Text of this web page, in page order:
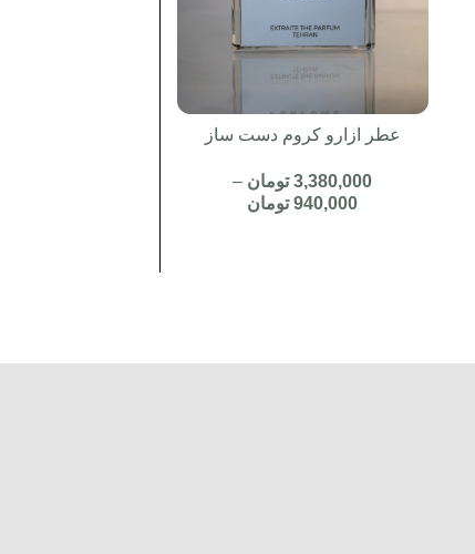
عطر ازارو کروم دست ساز
3,380,000 تومان –
940,000 تومان